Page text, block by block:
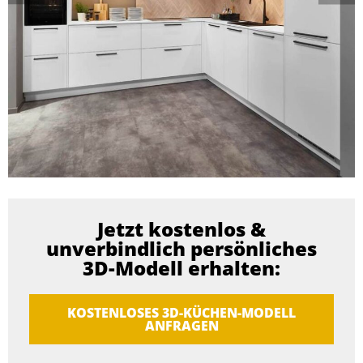
Jetzt kostenlos &
unverbindlich persönliches
3D-Modell erhalten:
KOSTENLOSES 3D-KÜCHEN-MODELL
ANFRAGEN